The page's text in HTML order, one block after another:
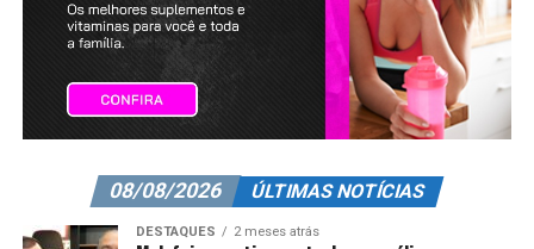
08/08/2026 ÚLTIMAS NOTÍCIAS
DESTAQUES 2 meses atrás